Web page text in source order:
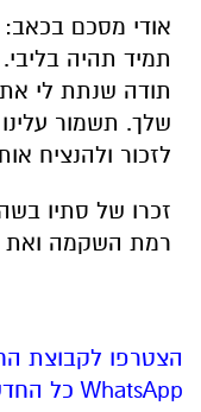
לזכור ולהנציח
זכרו של סתיו
רמת השקמה ואת
הצטרפו לקבוצת